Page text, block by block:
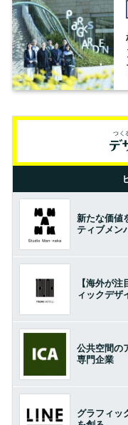
新たな価値
ティブメン
【海外が
ィックデザ
公共空間の
専門企業
グラフィッ